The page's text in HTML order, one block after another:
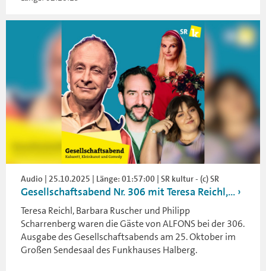
Audio | 25.10.2025 | Länge: 01:57:00 | SR kultur - (c) SR
Gesellschaftsabend Nr. 306 mit Teresa Reichl,...
Teresa Reichl, Barbara Ruscher und Philipp
Scharrenberg waren die Gäste von ALFONS bei der 306.
Ausgabe des Gesellschaftsabends am 25. Oktober im
Großen Sendesaal des Funkhauses Halberg.